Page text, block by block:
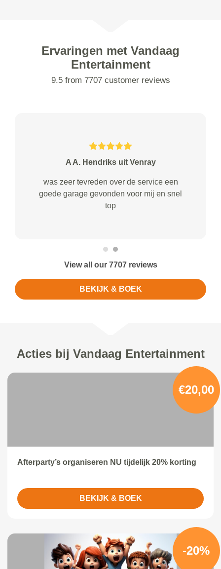
Ervaringen met Vandaag
Entertainment
9.5 from 7707 customer reviews
A A. Hendriks uit Venray
was zeer tevreden over de service een
goede garage gevonden voor mij en snel
top
View all our 7707 reviews
BEKIJK & BOEK
Acties bij Vandaag Entertainment
€20,00
Afterparty’s organiseren NU tijdelijk 20% korting
BEKIJK & BOEK
-20%